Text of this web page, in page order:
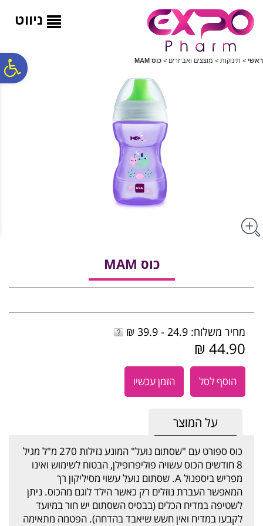
ניווט
ראשי > תינוקות > מוצצים ואביזרים > כוס MAM
כוס MAM
מחיר משלוח: 24.9 - 39.9 ₪
44.90 ₪
הוסף לסל הזמן עכשיו
על המוצר
כוס ספורט עם "שסתום נועל" המונע נזילות 270 מ"ל מגיל
8 חודשים הכוס עשויה פוליפרופילן, הבטוח לשימוש ואינו
מפריש ביספנול A. שסתום נועל עשוי מסיליקון רך
המאפשר העברת נוזלים רק כאשר הילד לוגם מהכוס. ניתן
לשטיפה במדיח הכלים (בבסיס השסתום יש חור במיועד
לקבעו במדיח ואין חשש שיאבד בהדחה). הפטמה מתאימה